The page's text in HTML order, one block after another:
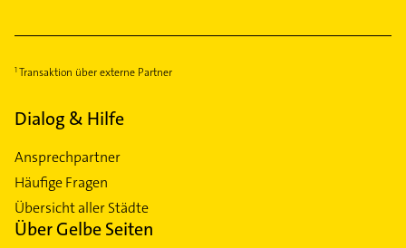
Transaktion über externe Partner
Dialog & Hilfe
Ansprechpartner
Häufige Fragen
Übersicht aller Städte
Über Gelbe Seiten